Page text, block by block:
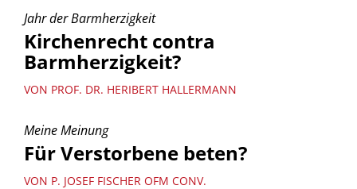
Jahr der Barmherzigkeit
Kirchenrecht contra
Barmherzigkeit?
VON PROF. DR. HERIBERT HALLERMANN
Meine Meinung
Für Verstorbene beten?
VON P. JOSEF FISCHER OFM CONV.